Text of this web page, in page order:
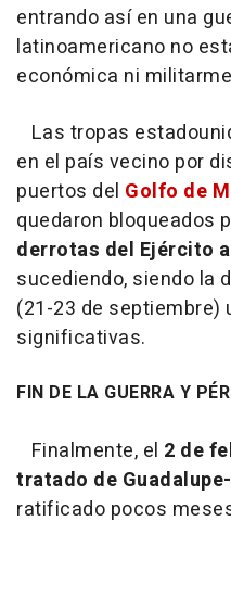
entrando así en una
latinoamericano no
económica ni
Las tropas
en el país vecino por
puertos del Golfo de
quedaron bloqueados
derrotas del Ejército
sucediendo, siendo la
(21-23 de septiembre)
significativas.
FIN DE LA GUERRA Y
Finalmente, el 2 de
tratado de
ratificado pocos